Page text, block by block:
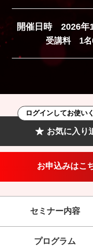
開催日時 2026年
受講料 1名
お気に入り
ログインしてお使い
お申込みはこ
セミナー内容
プログラム